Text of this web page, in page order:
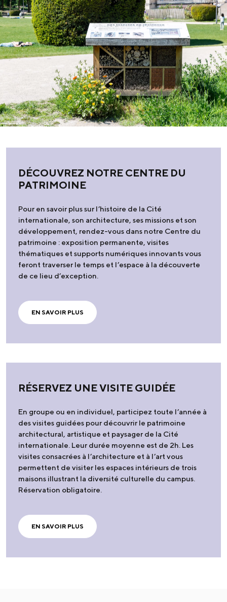
DÉCOUVREZ NOTRE CENTRE DU
PATRIMOINE
Pour en savoir plus sur l’histoire de la Cité
internationale, son architecture, ses missions et son
développement, rendez-vous dans notre Centre du
patrimoine : exposition permanente, visites
thématiques et supports numériques innovants vous
feront traverser le temps et l’espace à la découverte
de ce lieu d’exception.
EN SAVOIR PLUS
RÉSERVEZ UNE VISITE GUIDÉE
En groupe ou en individuel, participez toute l’année à
des visites guidées pour découvrir le patrimoine
architectural, artistique et paysager de la Cité
internationale. Leur durée moyenne est de 2h. Les
visites consacrées à l’architecture et à l’art vous
permettent de visiter les espaces intérieurs de trois
maisons illustrant la diversité culturelle du campus.
Réservation obligatoire.
EN SAVOIR PLUS